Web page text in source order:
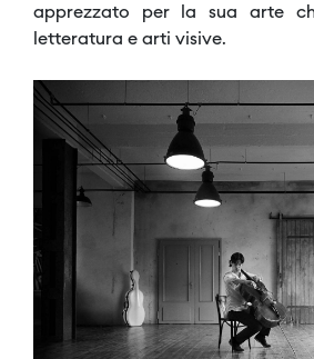
apprezzato per la sua arte
letteratura e arti visive.